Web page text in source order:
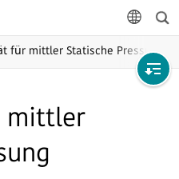
für mittler Statische Pressung
mittler